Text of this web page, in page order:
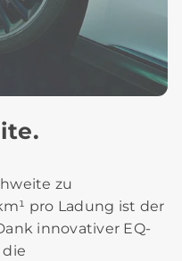
zu
pro Ladung ist der
innovativer EQ-